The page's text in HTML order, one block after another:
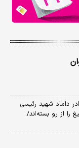
داماد شهید رئیسی
از رو بسته‌اند/